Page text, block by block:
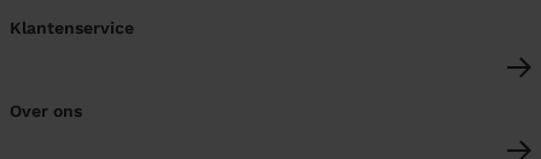
Klantenservice
Over ons